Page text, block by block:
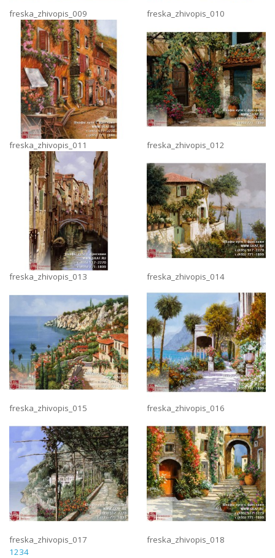
freska_zhivopis_009 freska_zhivopis_010
freska_zhivopis_011 freska_zhivopis_012
freska_zhivopis_013 freska_zhivopis_014
freska_zhivopis_015 freska_zhivopis_016
freska_zhivopis_017
freska_zhivopis_018
1234